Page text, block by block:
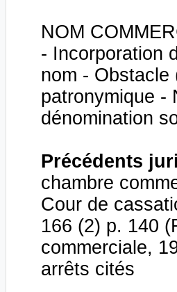
NOM
- Incorporation
nom - Obstacle
patronymique -
dénomination
Précédents
chambre
Cour de
166 (2) p. 140
commerciale,
arrêts cités